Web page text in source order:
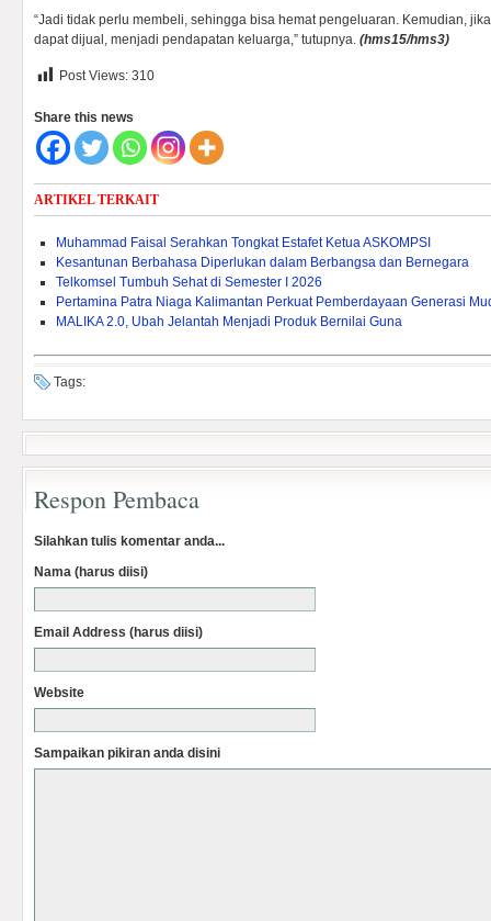
“Jadi tidak perlu membeli, sehingga bisa hemat pengeluaran. Kemudian,
dapat dijual, menjadi pendapatan keluarga,” tutupnya. (hms15/hms3)
Post Views: 310
Share this news
ARTIKEL TERKAIT
Muhammad Faisal Serahkan Tongkat Estafet Ketua ASKOMPSI
Kesantunan Berbahasa Diperlukan dalam Berbangsa dan Bernegara
Telkomsel Tumbuh Sehat di Semester I 2026
Pertamina Patra Niaga Kalimantan Perkuat Pemberdayaan Generasi
MALIKA 2.0, Ubah Jelantah Menjadi Produk Bernilai Guna
Tags:
Respon Pembaca
Silahkan tulis komentar anda...
Nama (harus diisi)
Email Address (harus diisi)
Website
Sampaikan pikiran anda disini